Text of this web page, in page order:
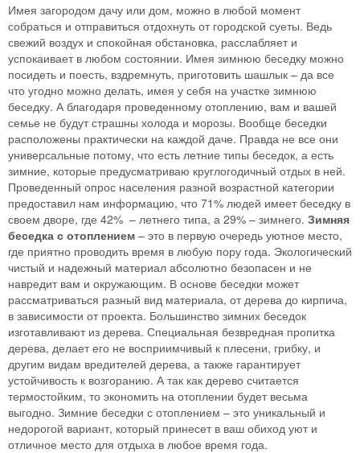
Имея загородом дачу или дом, можно в любой момент
собраться и отправиться отдохнуть от городской суеты. Ведь
свежий воздух и спокойная обстановка, расслабляет и
успокаивает в любом состоянии. Имея зимнюю беседку можно
посидеть и поесть, вздремнуть, приготовить шашлык – да все
что угодно можно делать, имея у себя на участке зимнюю
беседку. А благодаря проведенному отоплению, вам и вашей
семье не будут страшны холода и морозы. Вообще беседки
расположены практически на каждой даче. Правда не все они
универсальные потому, что есть летние типы беседок, а есть
зимние, которые предусматриваю круглогодичный отдых в ней.
Проведенный опрос населения разной возрастной категории
предоставил нам информацию, что 71% людей имеет беседку в
своем дворе, где 42% – летнего типа, а 29% – зимнего. Зимняя
беседка с отоплением – это в первую очередь уютное место,
где приятно проводить время в любую пору года. Экологический
чистый и надежный материал абсолютно безопасен и не
навредит вам и окружающим. В основе беседки может
рассматриваться разный вид материала, от дерева до кирпича,
в зависимости от проекта. Большинство зимних беседок
изготавливают из дерева. Специальная безвредная пропитка
дерева, делает его не восприимчивый к плесени, грибку, и
другим видам вредителей дерева, а также гарантирует
устойчивость к возгоранию. А так как дерево считается
термостойким, то экономить на отоплении будет весьма
выгодно. Зимние беседки с отоплением – это уникальный и
недорогой вариант, который принесет в ваш обиход уют и
отличное место для отдыха в любое время года.